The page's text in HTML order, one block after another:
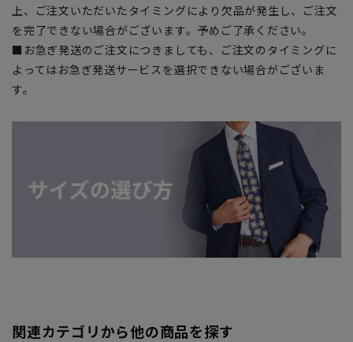
上、ご注文いただいたタイミングにより欠品が発生し、ご注文
を完了できない場合がございます。予めご了承ください。
■お急ぎ発送のご注文につきましても、ご注文のタイミングに
よってはお急ぎ発送サービスを選択できない場合がございま
す。
関連カテゴリから他の商品を探す